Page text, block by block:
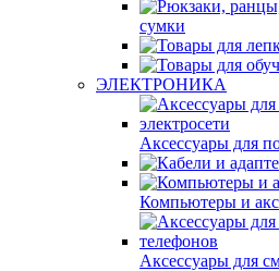
сумки
ЭЛЕКТРОНИКА
Аксессуары для
Компьютеры и
Аксессуары для